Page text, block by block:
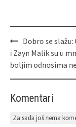
Dobro se slažu:
i Zayn Malik su u
boljim odnosima
Komentari
Za sada još nema